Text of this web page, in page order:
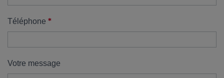
DÉCISION
!
de
démarrage
:
Téléphone *
Votre message